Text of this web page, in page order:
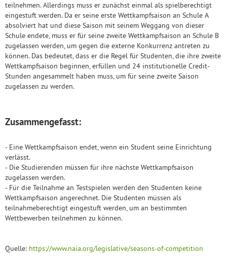
teilnehmen. Allerdings muss er zunächst einmal als spielberechtigt
eingestuft werden. Da er seine erste Wettkampfsaison an Schule A
absolviert hat und diese Saison mit seinem Weggang von dieser
Schule endete, muss er für seine zweite Wettkampfsaison an Schule B
zugelassen werden, um gegen die externe Konkurrenz antreten zu
können. Das bedeutet, dass er die Regel für Studenten, die ihre zweite
Wettkampfsaison beginnen, erfüllen und 24 institutionelle Credit-
Stunden angesammelt haben muss, um für seine zweite Saison
zugelassen zu werden.
Zusammengefasst:
- Eine Wettkampfsaison endet, wenn ein Student seine Einrichtung
verlässt.
- Die Studierenden müssen für ihre nächste Wettkampfsaison
zugelassen werden.
- Für die Teilnahme an Testspielen werden den Studenten keine
Wettkampfsaison angerechnet. Die Studenten müssen als
teilnahmeberechtigt eingestuft werden, um an bestimmten
Wettbewerben teilnehmen zu können.
Quelle: https://www.naia.org/legislative/seasons-of-competition